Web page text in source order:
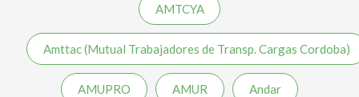
AMTCYA
Amttac (Mutual Trabajadores de Transp. Cargas Cordoba)
AMUPRO AMUR Andar